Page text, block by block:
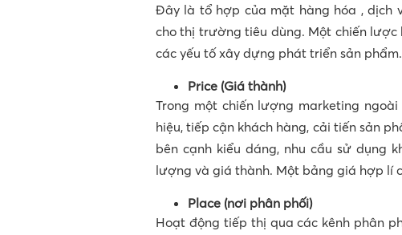
Đây là tổ hợp của mặt hàng hóa , dịch
cho thị trường tiêu dùng. Một chiến
các yếu tố xây dựng phát triển sản phẩm.
Price (Giá thành)
Trong một chiến lượng marketing
hiệu, tiếp cận khách hàng, cải tiến sản
bên cạnh kiểu dáng, nhu cầu sử dụng
lượng và giá thành. Một bảng giá hợp lí
Place (nơi phân phối)
Hoạt động tiếp thị qua các kênh phân